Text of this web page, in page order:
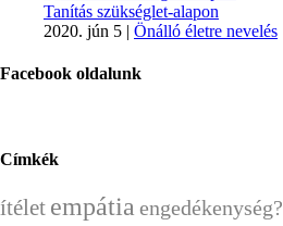
Tanítás szükséglet-alapon
2020. jún 5 | Önálló életre nevelés
Facebook oldalunk
Címkék
ítélet empátia engedékenység?